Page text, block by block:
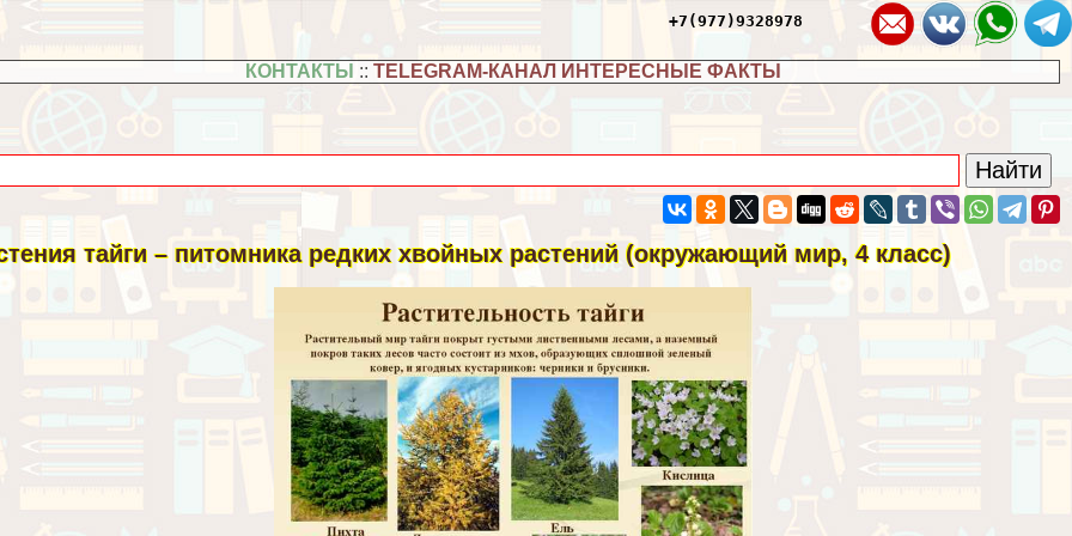
+7(977)9328978
КОНТАКТЫ ::TELEGRAM-КАНАЛ ИНТЕРЕСНЫЕ ФАКТЫ
тайги – питомника редких хвойных растений (окружающий мир, 4 класс)